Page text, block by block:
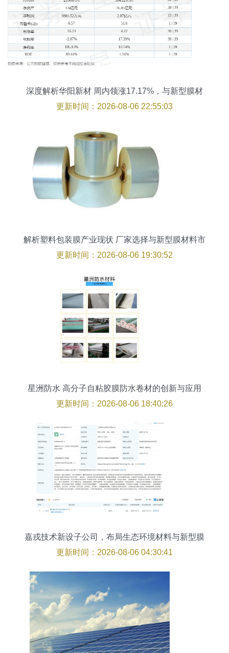
深度解析华阳新材 周内领涨17.17%，与新型膜材
料增长逻辑的共同提示所改起所改起
更新时间：2026-08-06 22:55:03
解析塑料包装膜产业现状 厂家选择与新型膜材料市
场前景
更新时间：2026-08-06 19:30:52
星洲防水 高分子自粘胶膜防水卷材的创新与应用
更新时间：2026-08-06 18:40:26
嘉戎技术新设子公司，布局生态环境材料与新型膜
材料业务
更新时间：2026-08-06 04:30:41